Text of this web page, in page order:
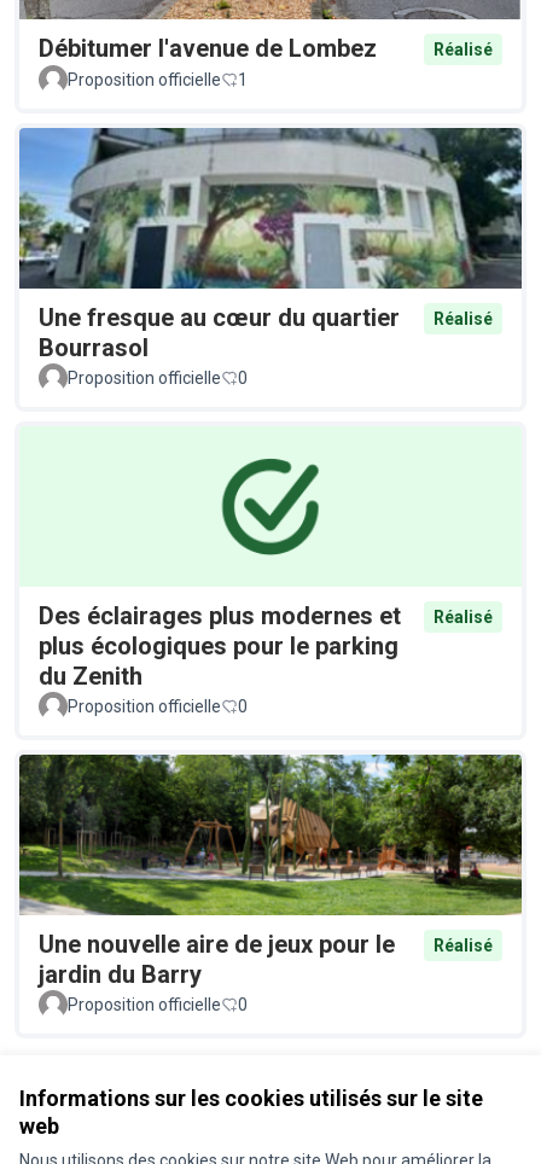
Informations sur les cookies utilisés sur le site
web
Débitumer l'avenue de Lombez
Réalisé
Proposition officielle
1
Une fresque au cœur du quartier
Bourrasol
Réalisé
Proposition officielle 0
Des éclairages plus modernes et
plus écologiques pour le parking
du Zenith
Réalisé
Proposition officielle 0
Une nouvelle aire de jeux pour le
jardin du Barry
Réalisé
Proposition officielle 0